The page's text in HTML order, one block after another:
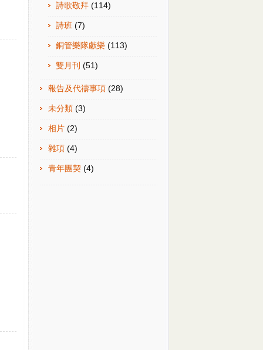
詩歌敬拜 (114)
詩班 (7)
銅管樂隊獻樂 (113)
雙月刊 (51)
報告及代禱事項(28)
未分類(3)
相片(2)
雜項(4)
青年團契 (4)